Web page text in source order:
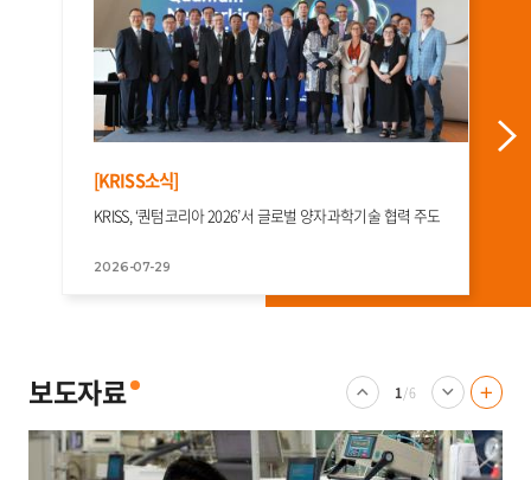
[KRISS소식]
KRISS, ‘퀀텀코리아 2026’서 글로벌 양자과학기술 협력 주도
2026-07-29
보도자료
보
도
자
표준연, 자체 AI 플랫폼 구축을 통한 스마트 연구행정 구현
2026.06.04
이
전
다
음
1/ 6